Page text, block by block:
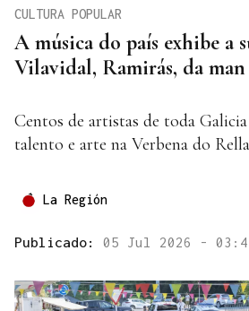
A música do país exhibe a
Vilavidal, Ramirás, da
CULTURA POPULAR
Centos de artistas de toda
talento e arte na Verbena do
La Región
Publicado: 05 Jul 2026 -